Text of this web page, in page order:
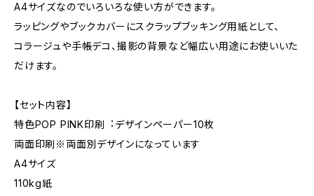
A4サイズなのでいろいろな使い方ができます。
ラッピングやブックカバーにスクラップブッキング用紙として、
コラージュや手帳デコ、撮影の背景など幅広い用途にお使いいた
だけます。
【セット内容】
特色POP PINK印刷︓デザインペーパー10枚
両面印刷※両面別デザインになっています
A4サイズ
110kg紙